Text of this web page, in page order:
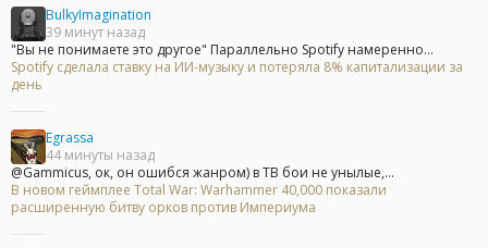
BulkyImagination
39 минут назад
"Вы не понимаете это другое" Параллельно Spotify намеренно...
Spotify сделала ставку на ИИ-музыку и потеряла 8% капитализации за
день
Egrassa
44 минуты назад
@Gammicus, ок, он ошибся жанром) в ТВ бои не унылые,...
В новом геймплее Total War: Warhammer 40,000 показали
расширенную битву орков против Империума